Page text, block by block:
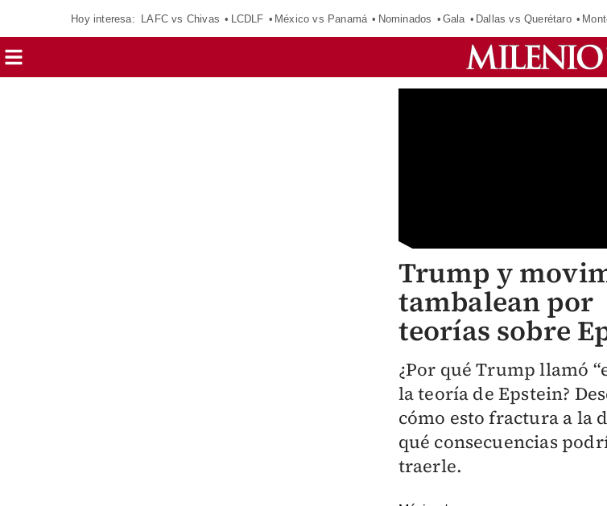
Hoy interesa: LAFC vs Chivas LCDLF México vs Panamá Nominados Gala Dallas vs Querétaro
Trump y
tambalean por
teorías sobre
¿Por qué Trump llamó
la teoría de Epstein?
cómo esto fractura a la
qué consecuencias
traerle.